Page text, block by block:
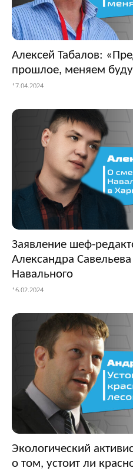
Алексей Табалов:
прошлое, меняем
17.04.2024
Заявление шеф-
Александра
Навального
16.02.2024
Экологический
о том, устоит ли